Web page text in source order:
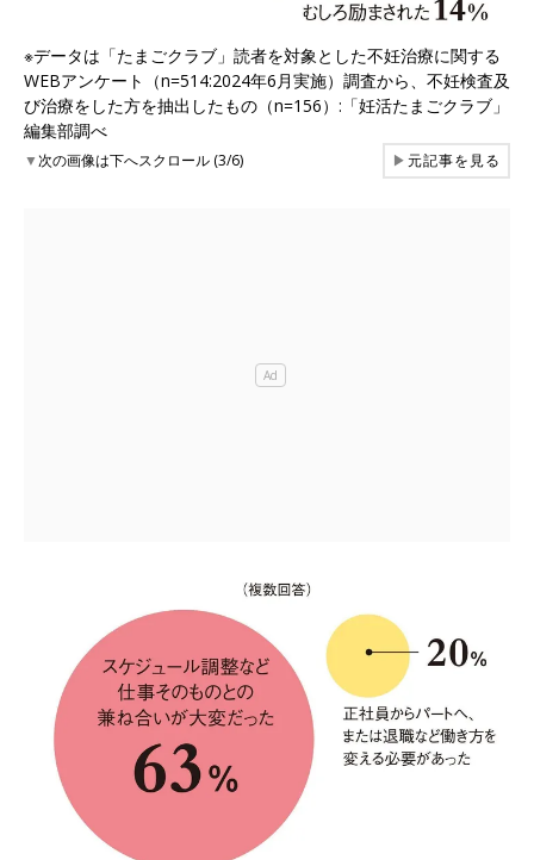
※データは「たまごクラブ」読者を対象とした不妊治療に関する
WEBアンケート（n=514:2024年6月実施）調査から、不妊検査及
び治療をした方を抽出したもの（n=156）:「妊活たまごクラブ」
編集部調べ
▼次の画像は下へスクロール (3/6) ▶元記事を見る